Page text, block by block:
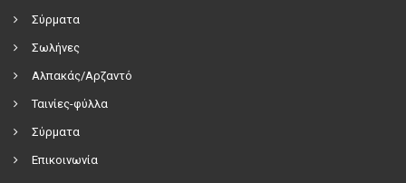
Σύρματα
Σωλήνες
Αλπακάς/Αρζαντό
Ταινίες-φύλλα
Σύρματα
Επικοινωνία